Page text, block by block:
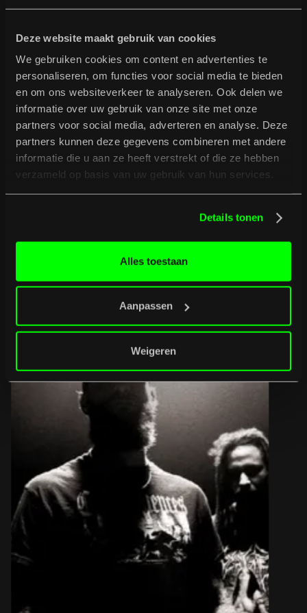
Deze website maakt gebruik van cookies
We gebruiken cookies om content en advertenties te
personaliseren, om functies voor social media te bieden
en om ons websiteverkeer te analyseren. Ook delen we
informatie over uw gebruik van onze site met onze
partners voor social media, adverteren en analyse. Deze
partners kunnen deze gegevens combineren met andere
informatie die u aan ze heeft verstrekt of die ze hebben
verzameld op basis van uw gebruik van hun services.
Details tonen
Alles toestaan
Aanpassen
Weigeren
De live optredens zijn ware showbizzspektakels met
opvallende kostuums en aanverwante zaken. Hij zingt,piept,
squeekt, bidi dongt en wado demt erop los en slaagt erin elk
publiekvolledig overstag te laten gaan.
Burger tipt
Bekijk volledig programma
Bekijk volledig programma